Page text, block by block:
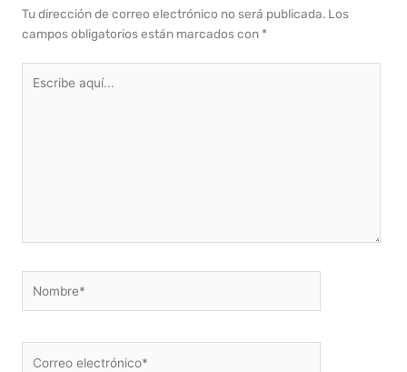
Tu dirección de correo electrónico no será publicada. Los
campos obligatorios están marcados con *
aquí...